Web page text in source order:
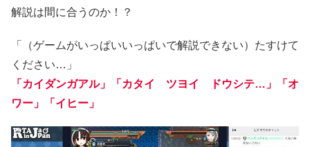
解説は間に合うのか！？
「（ゲームがいっぱいいっぱいで解説できない）たすけて
ください…」
「カイダンガアル」「カタイ ツヨイ ドウシテ…」「オ
ワー」「イヒー」